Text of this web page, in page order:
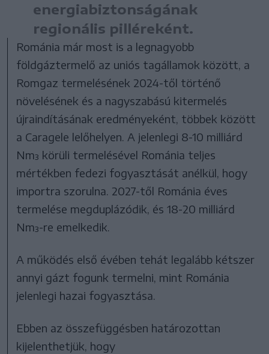
energiabiztonságának
regionális pilléreként.
Románia már most is a legnagyobb
földgáztermelő az uniós tagállamok között, a
Romgaz termelésének 2024-től történő
növelésének és a nagyszabású kitermelés
újraindításának eredményeként, többek között
a Caragele lelőhelyen. A jelenlegi 8-10 milliárd
Nm³ körüli termelésével Románia teljes
mértékben fedezi fogyasztását anélkül, hogy
importra szorulna. 2027-től Románia éves
termelése megduplázódik, és 18-20 milliárd
Nm³-re emelkedik.
A működés első évében tehát legalább kétszer
annyi gázt fogunk termelni, mint Románia
jelenlegi hazai fogyasztása.
Ebben az összefüggésben határozottan
kijelenthetjük, hogy